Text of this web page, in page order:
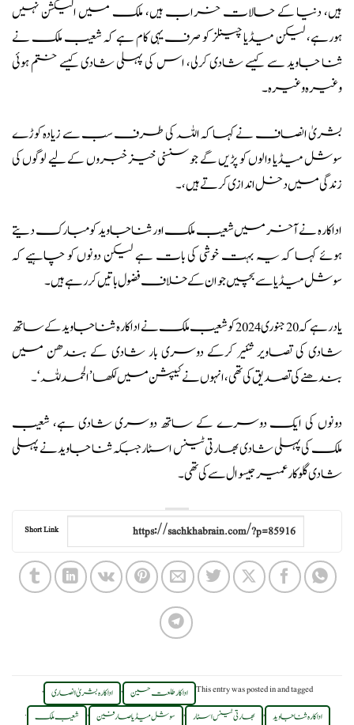
ہیں، دنیا کے حالات خراب ہیں، ملک میں الیکشن نہیں
ہورہے، لیکن میڈیا چینلز کو صرف یہی کام ہے کہ شعیب ملک نے
ثنا جاوید سے کیسے شادی کرلی، اس کی پہلی شادی کیسے ختم ہوئی
وغیرہ وغیرہ۔
بشریٰ انصاف نے کہا کہ اللہ کی طرف سب سے زیادہ کوڑے
سوشل میڈیا والوں کو پڑیں گے جو سنسنی خیز خبروں کے لیے لوگوں کی
زندگی میں دخل اندازی کرتے ہیں،۔
اداکارہ نے آخر میں شعیب ملک اور ثنا جاوید کو مبارک دیتے
ہوئے کہا کہ یہ بہت خوشی کی بات ہے لیکن دونوں کو چاہیے کہ
سوشل میڈیا سے بچیں جو ان کے خلاف فضول باتیں کررہے ہیں۔
یاد رہے کہ 20 جنوری 2024 کو شعیب ملک نے اداکارہ ثنا جاوید کے ساتھ
شادی کی تصاویر شئیر کرکے دوسری بار شادی کے بندھن میں
بندھنے کی تصدیق کی تھی، انہوں نے کیپشن میں لکھا ’الحمد للہ‘۔
دونوں کی ایک دوسرے کے ساتھ دوسری شادی ہے، شعیب
ملک کی پہلی شادی بھارتی ٹینس اسٹار جبکہ ثنا جاوید نے پہلی
شادی گلوکار عمیر جیسوال سے کی تھی۔
Short Link
This entry was posted inand tagged اداکار طلعت حسین , اداکارہ بشریٰ انصاری ,
اداکارہ ثنا جاوید , بھارتی ٹینس اسٹار , سوشل میڈیا صارفین , شعیب ملک .